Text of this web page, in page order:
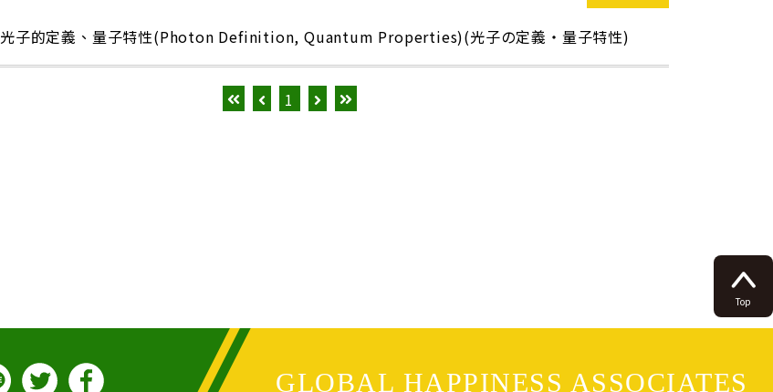
光子的定義、量子特性(Photon Definition, Quantum Properties)(光子の定義・量子特性)
1
Top
GLOBAL HAPPINESS ASSOCIATES